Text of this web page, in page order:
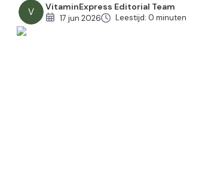
V VitaminExpress Editorial Team
17 jun 2026 Leestijd: 0 minuten